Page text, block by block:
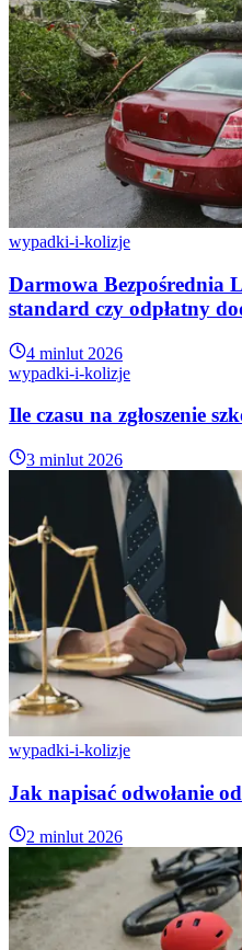
wypadki-i-kolizje
Darmowa Bezpośrednia
standard czy odpłatny
4 minlut 2026
wypadki-i-kolizje
Ile czasu na zgłoszenie
3 minlut 2026
wypadki-i-kolizje
Jak napisać odwołanie
2 minlut 2026